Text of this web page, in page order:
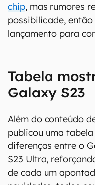
chip, mas rumores
possibilidade,
lançamento para
Tabela
Galaxy S23
Além do conteúdo
publicou uma
diferenças entre o
S23 Ultra,
de cada um